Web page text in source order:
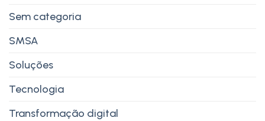
Sem categoria
SMSA
Soluções
Tecnologia
Transformação digital